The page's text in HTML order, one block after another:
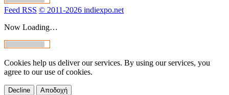
Feed RSS © 2011-2026 indiexpo.net
Now Loading…
Cookies help us deliver our services. By using our services, you
agree to our use of cookies.
Decline Αποδοχή